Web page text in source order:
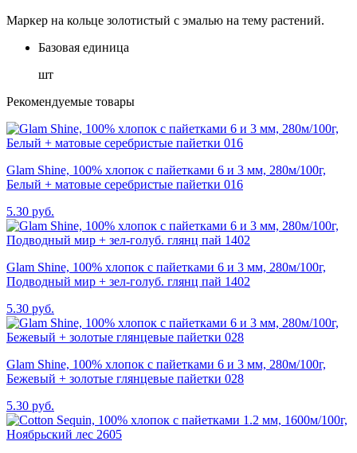
Маркер на кольце золотистый с эмалью на тему растений.
Базовая единица
шт
Рекомендуемые товары
Glam Shine, 100% хлопок с пайетками 6 и 3 мм, 280м/100г,
Белый + матовые серебристые пайетки 016
5.30 руб.
Glam Shine, 100% хлопок с пайетками 6 и 3 мм, 280м/100г,
Подводный мир + зел-голуб. глянц пай 1402
5.30 руб.
Glam Shine, 100% хлопок с пайетками 6 и 3 мм, 280м/100г,
Бежевый + золотые глянцевые пайетки 028
5.30 руб.